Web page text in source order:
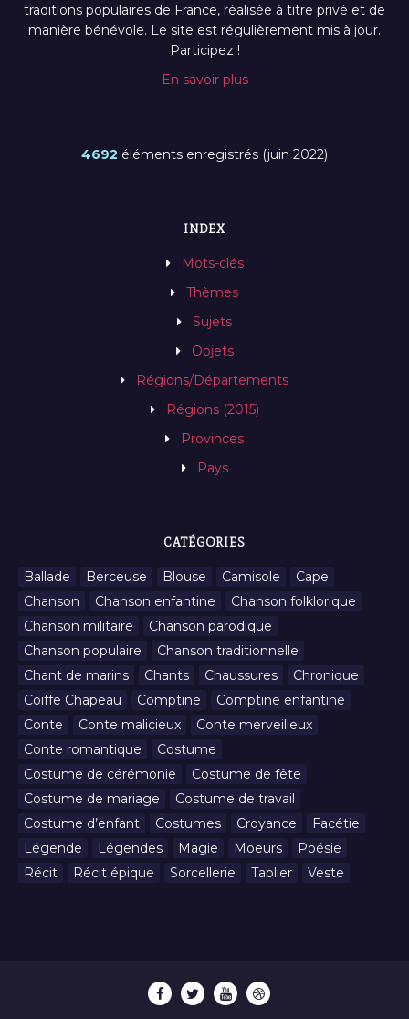
traditions populaires de France, réalisée à titre privé et de
manière bénévole. Le site est régulièrement mis à jour.
Participez !
En savoir plus
4692 éléments enregistrés (juin 2022)
INDEX
Mots-clés
Thèmes
Sujets
Objets
Régions/Départements
Régions (2015)
Provinces
Pays
CATÉGORIES
Ballade Berceuse Blouse Camisole
Cape
Chanson
Chanson enfantine
Chanson folklorique
Chanson militaire
Chanson parodique
Chanson populaire
Chanson traditionnelle
Chant de marins
Chants Chaussures
Chronique
Coiffe Chapeau
Comptine
Comptine enfantine
Conte
Conte malicieux
Conte merveilleux
Conte romantique
Costume
Costume de cérémonie
Costume de fête
Costume de mariage
Costume de travail
Costume d’enfant
Costumes Croyance
Facétie
Légende
Légendes Magie Moeurs
Poésie
Récit
Récit épique Sorcellerie Tablier Veste